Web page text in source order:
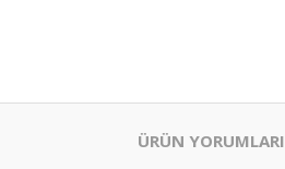
ÜRÜN YORUMLARI